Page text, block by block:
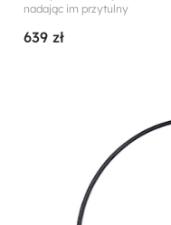
nadając im przytulny
639 zł